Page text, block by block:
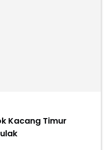
Kacang Timur